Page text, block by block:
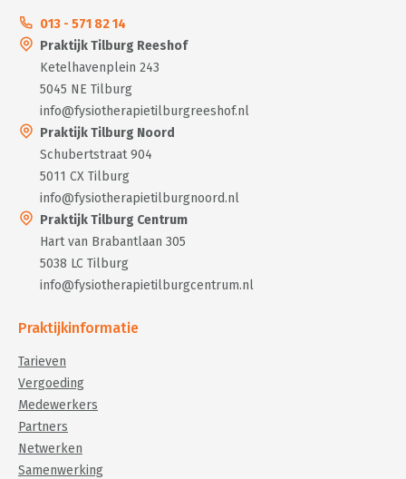
013 - 571 82 14
Praktijk Tilburg Reeshof
Ketelhavenplein 243
5045 NE Tilburg
info@fysiotherapietilburgreeshof.nl
Praktijk Tilburg Noord
Schubertstraat 904
5011 CX Tilburg
info@fysiotherapietilburgnoord.nl
Praktijk Tilburg Centrum
Hart van Brabantlaan 305
5038 LC Tilburg
info@fysiotherapietilburgcentrum.nl
Praktijkinformatie
Tarieven
Vergoeding
Medewerkers
Partners
Netwerken
Samenwerking